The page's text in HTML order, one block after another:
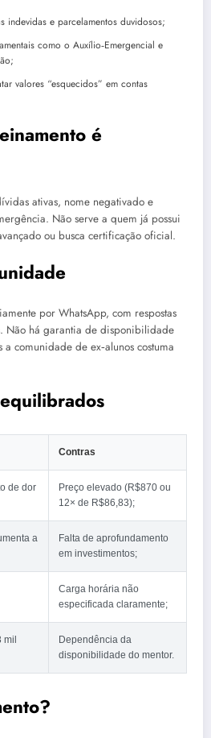
indevidas e parcelamentos duvidosos;
como o Auxílio‑Emergencial e
valores “esquecidos” em contas
é
ativas, nome negativado e
Não serve a quem já possui
ou busca certificação oficial.
por WhatsApp, com respostas
Não há garantia de disponibilidade
a comunidade de ex‑alunos costuma
Contras
de dor
Preço elevado (R$870 ou
12× de R$86,83);
a
Falta de aprofundamento
em investimentos;
Carga horária não
especificada claramente;
mil
Dependência da
disponibilidade do mentor.